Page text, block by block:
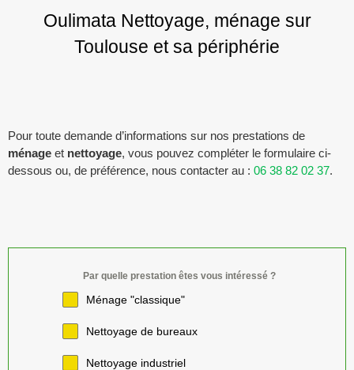
Oulimata Nettoyage, ménage sur
Toulouse et sa périphérie
Pour toute demande d’informations sur nos prestations de
ménage et nettoyage, vous pouvez compléter le formulaire ci-
dessous ou, de préférence, nous contacter au : 06 38 82 02 37.
Par quelle prestation êtes vous intéressé ?
Ménage "classique"
Nettoyage de bureaux
Nettoyage industriel